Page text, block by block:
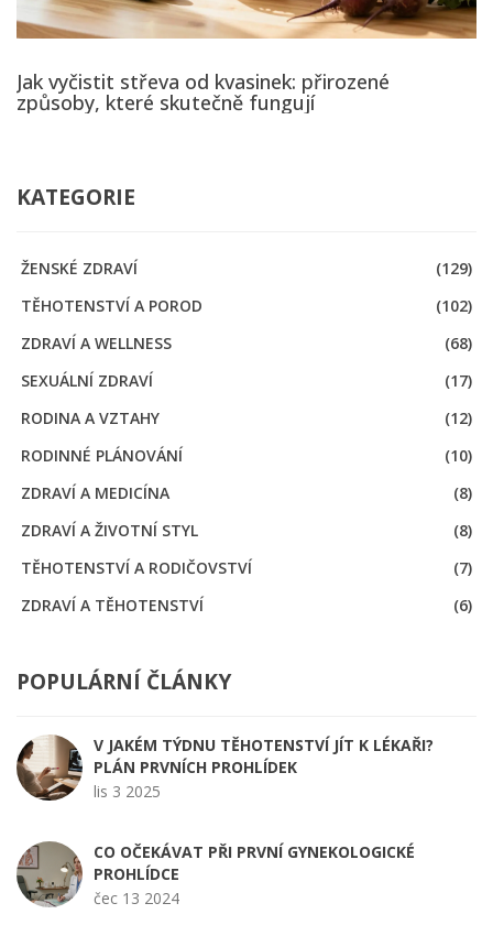
Jak vyčistit střeva od kvasinek: přirozené
způsoby, které skutečně fungují
KATEGORIE
ŽENSKÉ ZDRAVÍ
(129)
TĚHOTENSTVÍ A POROD
(102)
ZDRAVÍ A WELLNESS
(68)
SEXUÁLNÍ ZDRAVÍ
(17)
RODINA A VZTAHY
(12)
RODINNÉ PLÁNOVÁNÍ
(10)
ZDRAVÍ A MEDICÍNA
(8)
ZDRAVÍ A ŽIVOTNÍ STYL
(8)
TĚHOTENSTVÍ A RODIČOVSTVÍ
(7)
ZDRAVÍ A TĚHOTENSTVÍ
(6)
POPULÁRNÍ ČLÁNKY
V JAKÉM TÝDNU TĚHOTENSTVÍ JÍT K LÉKAŘI?
PLÁN PRVNÍCH PROHLÍDEK
lis 3 2025
CO OČEKÁVAT PŘI PRVNÍ GYNEKOLOGICKÉ
PROHLÍDCE
čec 13 2024